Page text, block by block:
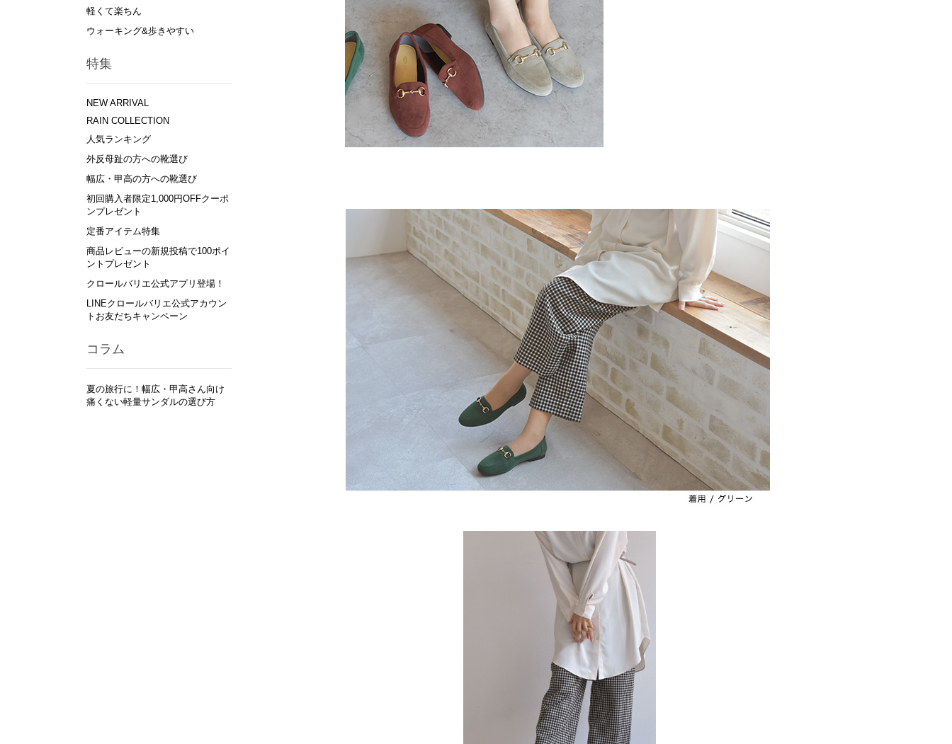
軽くて楽ちん
ウォーキング&歩きやすい
特集
NEW ARRIVAL
RAIN COLLECTION
人気ランキング
外反母趾の方への靴選び
幅広・甲高の方への靴選び
初回購入者限定1,000円OFFクーポ
ンプレゼント
定番アイテム特集
商品レビューの新規投稿で100ポイ
ントプレゼント
クロールバリエ公式アプリ登場！
LINEクロールバリエ公式アカウン
トお友だちキャンペーン
コラム
夏の旅行に！幅広・甲高さん向け
痛くない軽量サンダルの選び方